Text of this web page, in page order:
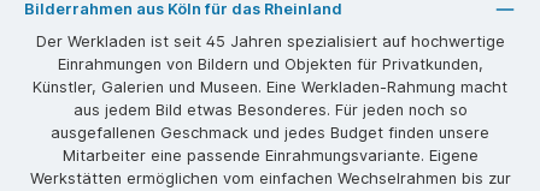
Bilderrahmen aus Köln für das Rheinland
Der Werkladen ist seit 45 Jahren spezialisiert auf hochwertige
Einrahmungen von Bildern und Objekten für Privatkunden,
Künstler, Galerien und Museen. Eine Werkladen-Rahmung macht
aus jedem Bild etwas Besonderes. Für jeden noch so
ausgefallenen Geschmack und jedes Budget finden unsere
Mitarbeiter eine passende Einrahmungsvariante. Eigene
Werkstätten ermöglichen vom einfachen Wechselrahmen bis zur